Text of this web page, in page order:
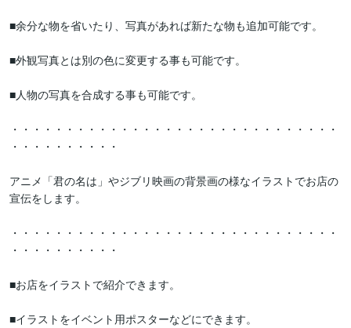
■余分な物を省いたり、写真があれば新たな物も追加可能です。
■外観写真とは別の色に変更する事も可能です。
■人物の写真を合成する事も可能です。
・・・・・・・・・・・・・・・・・・・・・・・・・・・・・・
・・・・・・・・・・
アニメ「君の名は」やジブリ映画の背景画の様なイラストでお店の
宣伝をします。
・・・・・・・・・・・・・・・・・・・・・・・・・・・・・・
・・・・・・・・・・
■お店をイラストで紹介できます。
■イラストをイベント用ポスターなどにできます。